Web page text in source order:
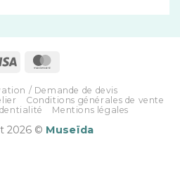
/ Demande de devis
Conditions générales de vente
Mentions légales
2026 © Museïda